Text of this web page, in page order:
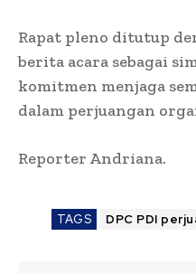
Rapat pleno ditutup
berita acara sebagai
komitmen menjaga
dalam perjuangan
Reporter Andriana.
TAGS DPC PDI